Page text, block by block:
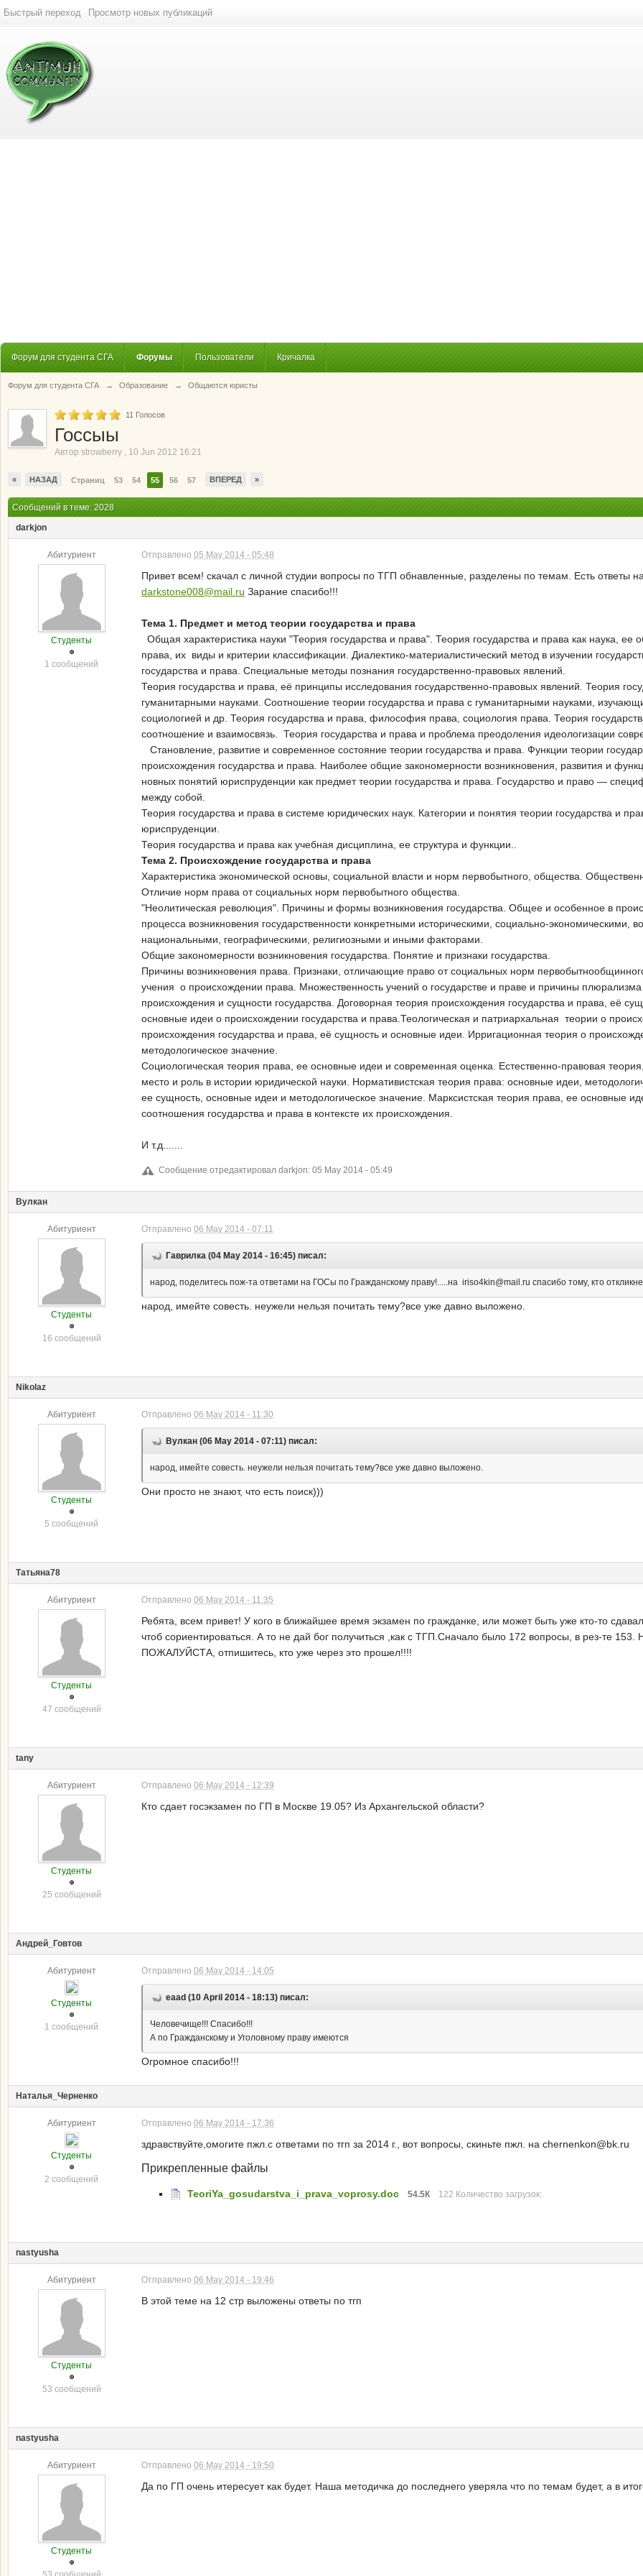
Быстрый переход Просмотр новых публикаций
Форум для студента СГА Форумы Пользователи Кричалка
Форум для студента СГА → Образование → Общаются юристы
11 Голосов
Госсыы
Автор strowberry , 10 Jun 2012 16:21
« НАЗАД Страниц 53 54 55 56 57 ВПЕРЕД »
Сообщений в теме: 2028
darkjon
Абитуриент
Студенты
1 сообщений
Отправлено 05 May 2014 - 05:48
Привет всем! скачал с личной студии вопросы по ТГП обнавленные, разделены по темам. Есть ответы
darkstone008@mail.ru Зарание спасибо!!!
Темa 1. Предмет и метод теории государства и права
Общая характеристика науки "Теория государства и права". Теория государства и права как наука,
права, их виды и критерии классификации. Диалектико-материалистический метод в изучении
государства и права. Специальные методы познания государственно-правовых явлений.
Теория государства и права, её принципы исследования государственно-правовых явлений. Теория
гуманитарными науками. Соотношение теории государства и права с гуманитарными науками,
социологией и др. Теория государства и права, философия права, социология права. Теория
соотношение и взаимосвязь. Теория государства и права и проблема преодоления идеологизации
Становление, развитие и современное состояние теории госу­дарства и права. Функции теории
происхождения государства и права. Наиболее общие закономерности возникновения, развития и
новных понятий юриспруденции как предмет теории государства и права. Государство и право —
между собой.
Теория государства и права в системе юридических наук. Категории и понятия теории государства и
юриспруденции.
Теория государства и права как учебная дисциплина, ее струк­тура и функции..
Тема 2. Происхождение государства и права
Характеристика экономической основы, социальной власти и норм первобытного, общества.
Отличие норм права от социальных норм первобытного общества.
"Неолитическая революция". Причины и формы возникновения государства. Общее и особенное в
процесса возникновения государственности конкретными историческими, социально-экономическими,
национальными, географическими, религиозными и иными факторами.
Общие закономерности возникновения государства. Понятие и признаки государства.
Причины возникновения права. Признаки, отличающие право от социальных норм
учения о происхождении права. Множественность учений о государстве и праве и причины
происхождения и сущности государства. Договорная теория происхождения государства и права, её
основные идеи о происхождении государства и права.Теологическая и патриархальная теории о
происхождения государства и права, её сущность и основные идеи. Ирригационная теория о
методологическое значение.
Социологическая теория права, ее основные идеи и современная оценка. Естественно-правовая
место и роль в истории юридической науки. Нормативистская теория права: основные идеи,
ее сущность, основные идеи и методологическое значение. Марксистская теория права, ее основные
соотношения государ­ства и права в контексте их происхождения.
И т.д.......
Сообщение отредактировал darkjon: 05 May 2014 - 05:49
Вулкан
Абитуриент
Студенты
16 сообщений
Отправлено 06 May 2014 - 07:11
Гаврилка (04 May 2014 - 16:45) писал:
народ, поделитесь пож-та ответами на ГОСы по Гражданскому праву!.....на iriso4kin@mail.ru спасибо тому, кто
народ, имейте совесть. неужели нельзя почитать тему?все уже давно выложено.
Nikolaz
Абитуриент
Студенты
5 сообщений
Отправлено 06 May 2014 - 11:30
Вулкан (06 May 2014 - 07:11) писал:
народ, имейте совесть. неужели нельзя почитать тему?все уже давно выложено.
Они просто не знают, что есть поиск)))
Татьяна78
Абитуриент
Студенты
47 сообщений
Отправлено 06 May 2014 - 11:35
Ребята, всем привет! У кого в ближайшее время экзамен по гражданке, или может быть уже кто-то
чтоб сориентироваться. А то не дай бог получиться ,как с ТГП.Сначало было 172 вопросы, в рез-те
ПОЖАЛУЙСТА, отпишитесь, кто уже через это прошел!!!!
tany
Абитуриент
Студенты
25 сообщений
Отправлено 06 May 2014 - 12:39
Кто сдает госэкзамен по ГП в Москве 19.05? Из Архангельской области?
Андрей_Говтов
Абитуриент
Студенты
1 сообщений
Отправлено 06 May 2014 - 14:05
eaad (10 April 2014 - 18:13) писал:
Человечище!!! Спасибо!!!
А по Гражданскому и Уголовному праву имеются
Огромное спасибо!!!
Наталья_Черненко
Абитуриент
Студенты
2 сообщений
Отправлено 06 May 2014 - 17:36
здравствуйте,омогите пжл.с ответами по тгп за 2014 г., вот вопросы, скиньте пжл. на chernenkon@bk.ru
Прикрепленные файлы
TeoriYa_gosudarstva_i_prava_voprosy.doc 54.5К 122 Количество загрузок:
nastyusha
Абитуриент
Студенты
53 сообщений
Отправлено 06 May 2014 - 19:46
В этой теме на 12 стр выложены ответы по тгп
nastyusha
Абитуриент
Студенты
Отправлено 06 May 2014 - 19:50
Да по ГП очень итересует как будет. Наша методичка до последнего уверяла что по темам будет, а в